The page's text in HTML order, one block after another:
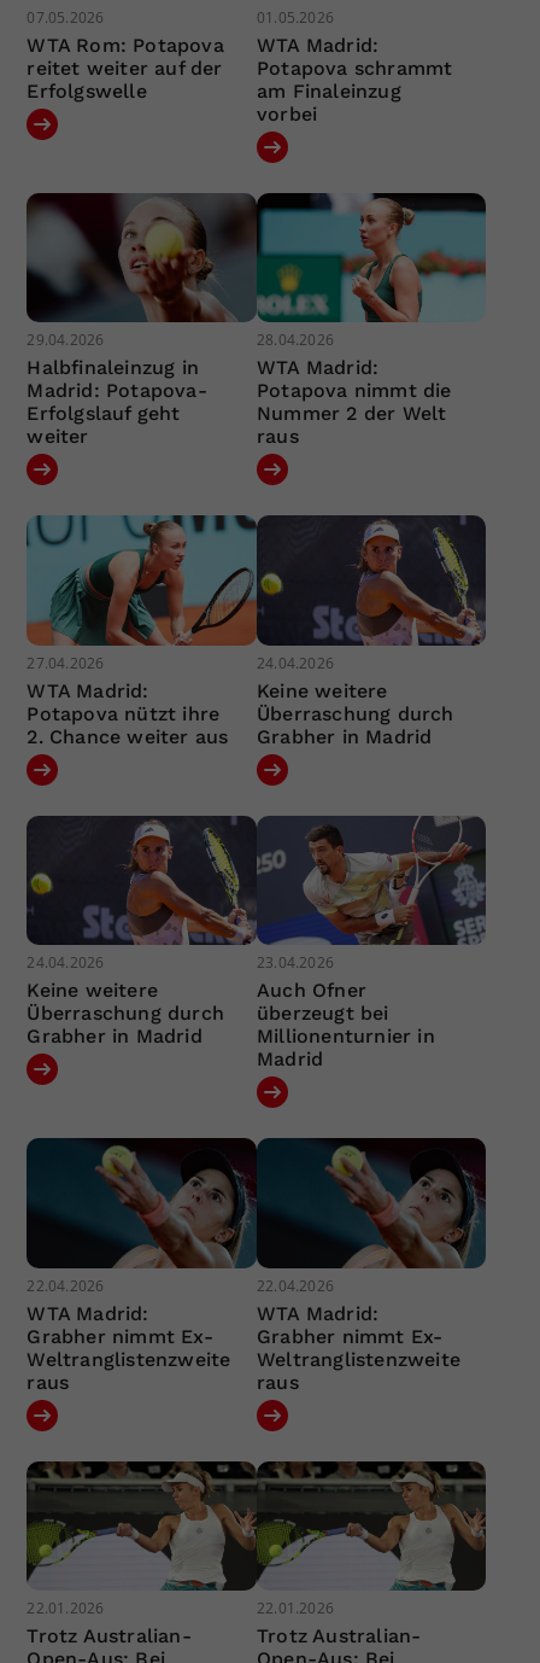
07.05.2026
WTA Rom: Potapova
reitet weiter auf der
Erfolgswelle
01.05.2026
WTA Madrid:
Potapova schrammt
am Finaleinzug
vorbei
29.04.2026
Halbfinaleinzug in
Madrid: Potapova-
Erfolgslauf geht
weiter
28.04.2026
WTA Madrid:
Potapova nimmt die
Nummer 2 der Welt
raus
27.04.2026
WTA Madrid:
Potapova nützt ihre
2. Chance weiter aus
24.04.2026
Keine weitere
Überraschung durch
Grabher in Madrid
24.04.2026
Keine weitere
Überraschung durch
Grabher in Madrid
23.04.2026
Auch Ofner
überzeugt bei
Millionenturnier in
Madrid
22.04.2026
WTA Madrid:
Grabher nimmt Ex-
Weltranglistenzweite
raus
22.04.2026
WTA Madrid:
Grabher nimmt Ex-
Weltranglistenzweite
raus
22.01.2026
Trotz Australian-
22.01.2026
Trotz Australian-